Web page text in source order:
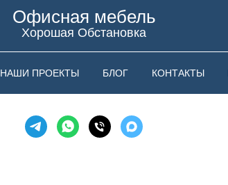
Офисная мебель
Хорошая Обстановка
НАШИ ПРОЕКТЫ БЛОГ КОНТАКТЫ